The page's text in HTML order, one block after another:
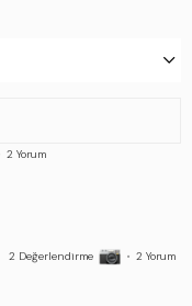
2 Yorum
2 Değerlendirme • 2 Yorum